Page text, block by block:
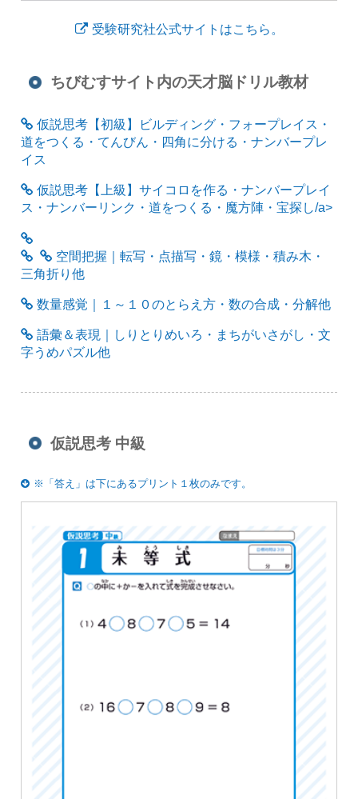
受験研究社公式サイトはこちら。
ちびむすサイト内の天才脳ドリル教材
仮説思考【初級】ビルディング・フォープレイス・
道をつくる・てんびん・四角に分ける・ナンバープレ
イス
仮説思考【上級】サイコロを作る・ナンバープレイ
ス・ナンバーリンク・道をつくる・魔方陣・宝探し/a>
空間把握｜転写・点描写・鏡・模様・積み木・
三角折り他
数量感覚｜１～１０のとらえ方・数の合成・分解他
語彙＆表現｜しりとりめいろ・まちがいさがし・文
字うめパズル他
仮説思考 中級
※「答え」は下にあるプリント１枚のみです。